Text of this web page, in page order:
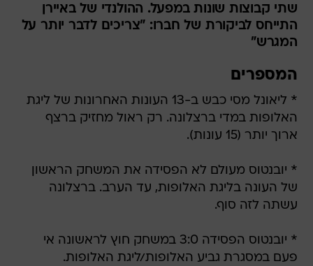
שתי קבוצות שונות במפעל. ההולנדי של באיירן
התייחס לביקורת של חברו: "צריכים לדבר יותר על
המגרש"
המספרים
* ליאונל מסי כבש ב-13 העונות האחרונות של ליגת
האלופות במדי ברצלונה. רק ראול מחזיק ברצף
ארוך יותר (15 עונות).
* יובנטוס מעולם לא הפסידה את המשחק הראשון
של העונה בליגת האלופות, עד הערב. ברצלונה
עשתה לזה סוף.
* יובנטוס הפסידה 3:0 במשחק חוץ לראשונה אי
פעם במסגרת גביע האלופות/ליגת האלופות.